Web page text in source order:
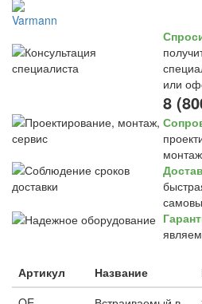
или
8
Артикул Название